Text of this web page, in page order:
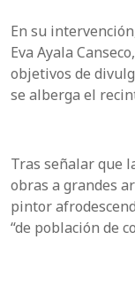
En su
Eva Ayala
objetivos de
se alberga el
Tras señalar que
obras a grandes
pintor
“de población de